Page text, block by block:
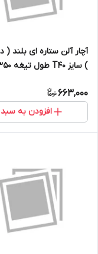
663,000
افزودن به سبد